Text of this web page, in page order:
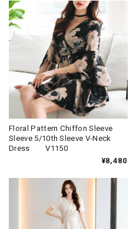
Floral Pattern Chiffon Sleeve
Sleeve 5/10th Sleeve V-Neck
Dress V1150
¥8,480